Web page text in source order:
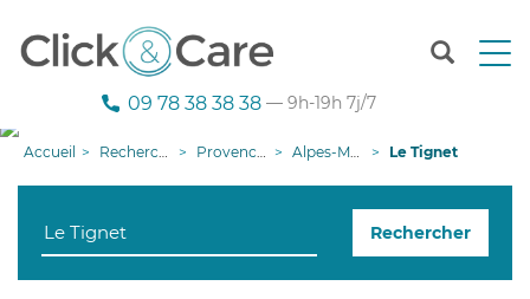
T
n
g
09 78 38 38 38 — 9h-19h 7j/7
Accueil Recherche aide à domicile Provence-Alpes-Côte d'Azur Alpes-Maritimes Le Tignet
Rechercher